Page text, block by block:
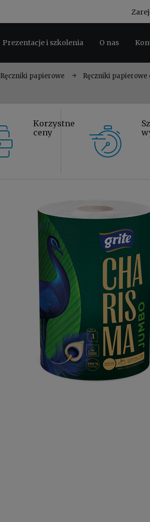
Prezentacje i szkolenia O nas
Ręczniki papierowe
Ręczniki
Korzystne
ceny